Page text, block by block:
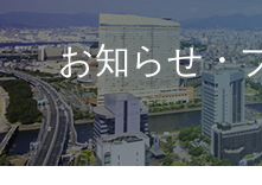
お知らせ・